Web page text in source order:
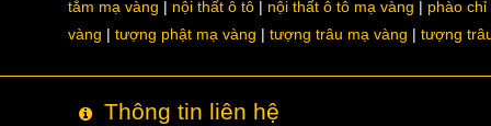
tắm mạ vàng
nội thất ô tô nội thất ô tô mạ vàng
phào chỉ
vàng
tượng phật mạ vàng tượng trâu mạ vàng tượng
Thông tin liên hệ